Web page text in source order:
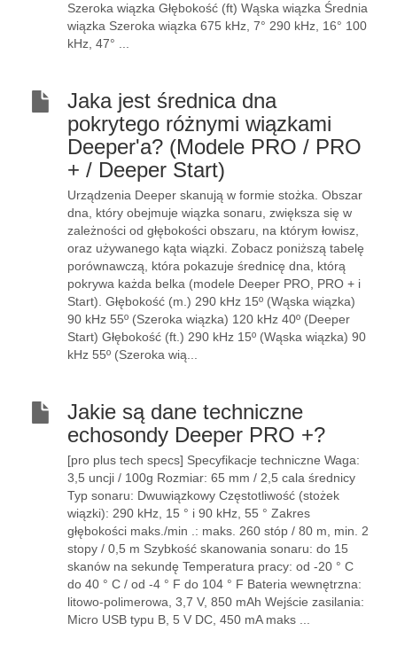
Szeroka wiązka Głębokość (ft) Wąska wiązka Średnia
wiązka Szeroka wiązka 675 kHz, 7° 290 kHz, 16° 100
kHz, 47° ...
Jaka jest średnica dna
pokrytego różnymi wiązkami
Deeper'a? (Modele PRO / PRO
+ / Deeper Start)
Urządzenia Deeper skanują w formie stożka. Obszar
dna, który obejmuje wiązka sonaru, zwiększa się w
zależności od głębokości obszaru, na którym łowisz,
oraz używanego kąta wiązki. Zobacz poniższą tabelę
porównawczą, która pokazuje średnicę dna, którą
pokrywa każda belka (modele Deeper PRO, PRO + i
Start). Głębokość (m.) 290 kHz 15º (Wąska wiązka)
90 kHz 55º (Szeroka wiązka) 120 kHz 40º (Deeper
Start) Głębokość (ft.) 290 kHz 15º (Wąska wiązka) 90
kHz 55º (Szeroka wią...
Jakie są dane techniczne
echosondy Deeper PRO +?
[pro plus tech specs] Specyfikacje techniczne Waga:
3,5 uncji / 100g Rozmiar: 65 mm / 2,5 cala średnicy
Typ sonaru: Dwuwiązkowy Częstotliwość (stożek
wiązki): 290 kHz, 15 ° i 90 kHz, 55 ° Zakres
głębokości maks./min .: maks. 260 stóp / 80 m, min. 2
stopy / 0,5 m Szybkość skanowania sonaru: do 15
skanów na sekundę Temperatura pracy: od -20 ° C
do 40 ° C / od -4 ° F do 104 ° F Bateria wewnętrzna:
litowo-polimerowa, 3,7 V, 850 mAh Wejście zasilania:
Micro USB typu B, 5 V DC, 450 mA maks ...